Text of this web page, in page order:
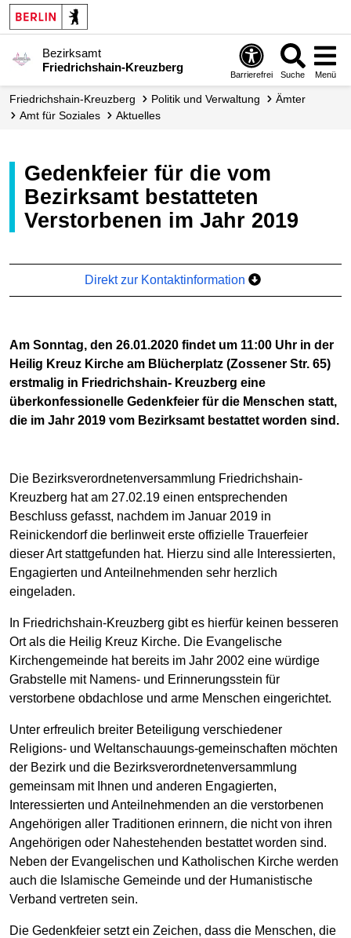
Bezirksamt
Friedrichshain-Kreuzberg
Barrierefrei Suche Menü
Friedrichshain-Kreuzberg Politik und Verwaltung
Ämter
Amt für Soziales
Aktuelles
Gedenkfeier für die vom
Bezirksamt bestatteten
Verstorbenen im Jahr 2019
Direkt zur Kontaktinformation
Am Sonntag, den 26.01.2020 findet um 11:00 Uhr in der
Heilig Kreuz Kirche am Blücherplatz (Zossener Str. 65)
erstmalig in Friedrichshain- Kreuzberg eine
überkonfessionelle Gedenkfeier für die Menschen statt,
die im Jahr 2019 vom Bezirksamt bestattet worden sind.
Die Bezirksverordnetenversammlung Friedrichshain-
Kreuzberg hat am 27.02.19 einen entsprechenden
Beschluss gefasst, nachdem im Januar 2019 in
Reinickendorf die berlinweit erste offizielle Trauerfeier
dieser Art stattgefunden hat. Hierzu sind alle Interessierten,
Engagierten und Anteilnehmenden sehr herzlich
eingeladen.
In Friedrichshain-Kreuzberg gibt es hierfür keinen besseren
Ort als die Heilig Kreuz Kirche. Die Evangelische
Kirchengemeinde hat bereits im Jahr 2002 eine würdige
Grabstelle mit Namens- und Erinnerungsstein für
verstorbene obdachlose und arme Menschen eingerichtet.
Unter erfreulich breiter Beteiligung verschiedener
Religions- und Weltanschauungs-gemeinschaften möchten
der Bezirk und die Bezirksverordnetenversammlung
gemeinsam mit Ihnen und anderen Engagierten,
Interessierten und Anteilnehmenden an die verstorbenen
Angehörigen aller Traditionen erinnern, die nicht von ihren
Angehörigen oder Nahestehenden bestattet worden sind.
Neben der Evangelischen und Katholischen Kirche werden
auch die Islamische Gemeinde und der Humanistische
Verband vertreten sein.
Die Gedenkfeier setzt ein Zeichen, dass die Menschen, die